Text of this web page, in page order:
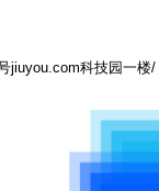
jiuyou.com科技园一楼/